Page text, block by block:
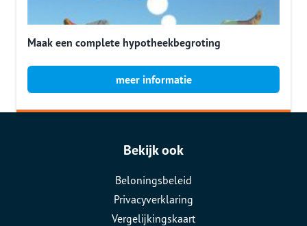
Maak een complete hypotheekbegroting
meer informatie
Bekijk ook
Beloningsbeleid
Privacyverklaring
Vergelijkingskaart